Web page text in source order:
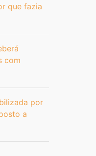
que fazia
com
por
a